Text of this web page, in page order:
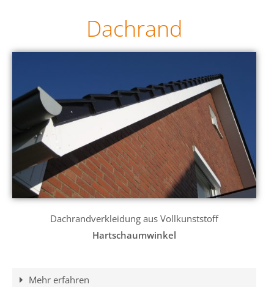
Dachrand
Dachrandverkleidung aus Vollkunststoff
Hartschaumwinkel
Mehr erfahren